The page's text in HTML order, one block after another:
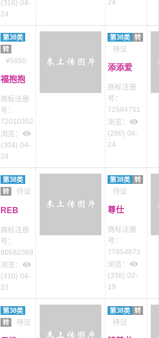
(316) 04-
24
24
第38类
转
¥5850
福抱抱
商标注册
号：
72010352
浏览：
(304) 04-
24
第38类 转
待议
添添爱
商标注册
号：
72584751
浏览：
(280) 04-
24
第38类
转
待议
REB
商标注册
号：
80582368
浏览：
(310) 04-
23
第38类 转
待议
尊仕
商标注册
号：
77854873
浏览：
(338) 02-
19
第38类
转
待议
第38类 转
待议